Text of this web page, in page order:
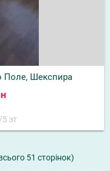
Поле, Шекспира
эт
51 сторінок)